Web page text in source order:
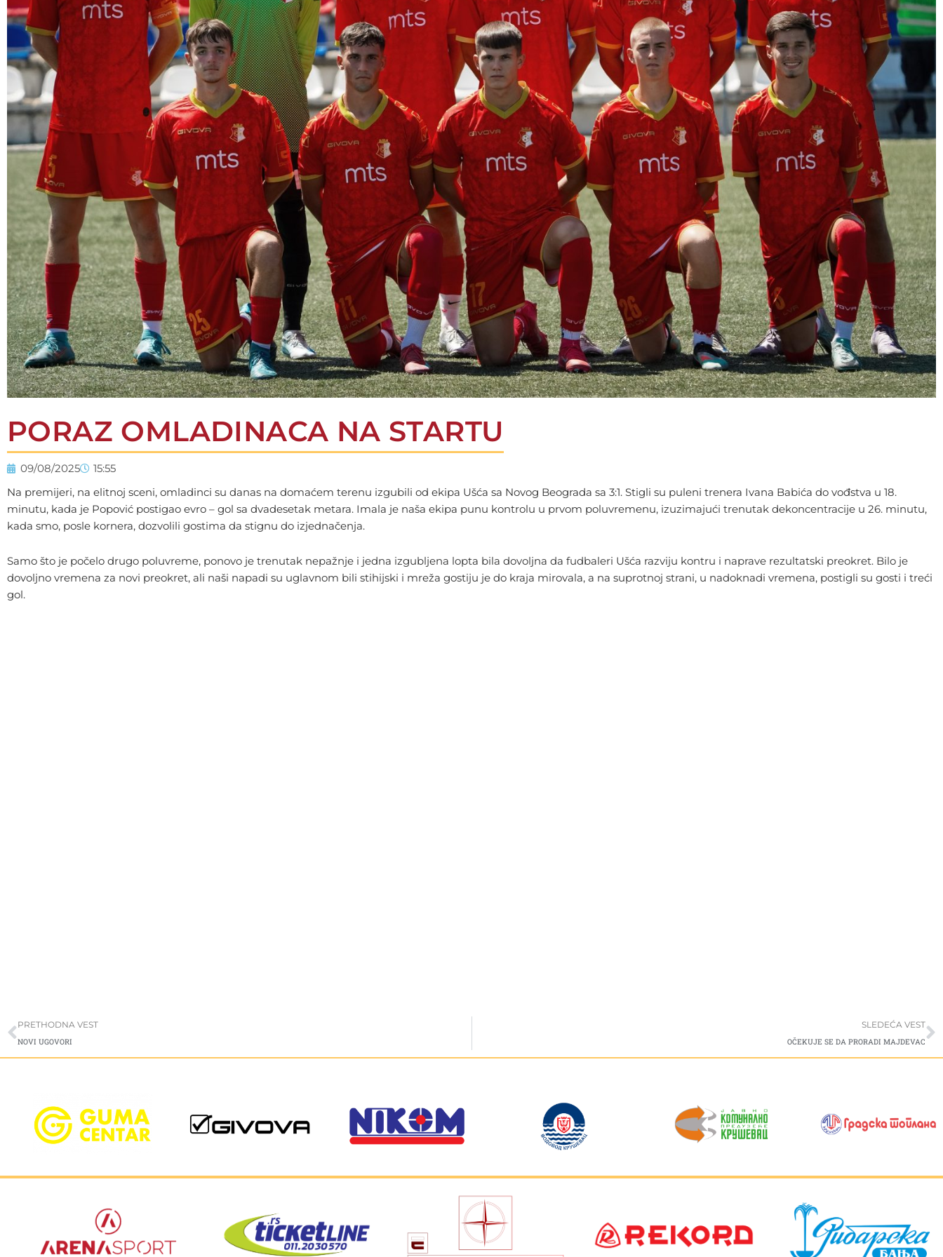
PORAZ OMLADINACA NA STARTU
09/08/2025
15:55
Na premijeri, na elitnoj sceni, omladinci su danas na domaćem terenu izgubili od ekipa Ušća sa Novog Beograda sa 3:1. Stigli su puleni trenera Ivana Babića do vođstva u 18.
minutu, kada je Popović postigao evro – gol sa dvadesetak metara. Imala je naša ekipa punu kontrolu u prvom poluvremenu, izuzimajući trenutak dekoncentracije u 26. minutu,
kada smo, posle kornera, dozvolili gostima da stignu do izjednačenja.
Samo što je počelo drugo poluvreme, ponovo je trenutak nepažnje i jedna izgubljena lopta bila dovoljna da fudbaleri Ušća razviju kontru i naprave rezultatski preokret. Bilo je
dovoljno vremena za novi preokret, ali naši napadi su uglavnom bili stihijski i mreža gostiju je do kraja mirovala, a na suprotnoj strani, u nadoknadi vremena, postigli su gosti i treći
gol.
Prev
PRETHODNA VEST
NOVI UGOVORI
SLEDEĆA VEST
OČEKUJE SE DA PRORADI MAJDEVAC